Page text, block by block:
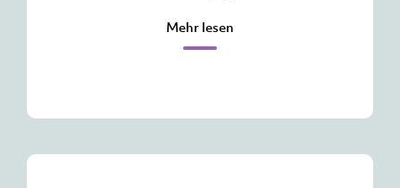
Mehr lesen